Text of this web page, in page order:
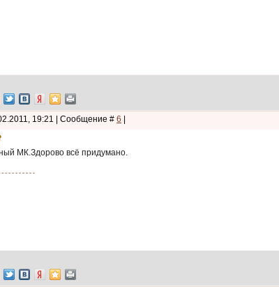
19:21 | Сообщение # 6
МК.Здорово всё придумано.